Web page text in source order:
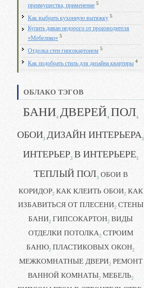
преимущества, применение 5
Как выбрать кухонную вытяжку 5
Купить диван недорого от производителя
«Мебелико» 5
Отделка стен гипсокартоном 5
Как подобрать стиль для дизайна квартиры 4
ОБЛАКО ТЭГОВ
БАНИ4 ДВЕРЕЙ4 ПОЛ4
ОБОИ3 ДИЗАЙН ИНТЕРЬЕРА3
ИНТЕРЬЕР3 В ИНТЕРЬЕРЕ3
ТЕПЛЫЙ ПОЛ3 ОБОИ В
КОРИДОР2 КАК КЛЕИТЬ ОБОИ2 КАК
ИЗБАВИТЬСЯ ОТ ПЛЕСЕНИ2 СТЕНЫ
БАНИ2 ГИПСОКАРТОН2 ВИДЫ
ОТДЕЛКИ ПОТОЛКА2 СТРОИМ
БАНЮ2 ПЛАСТИКОВЫХ ОКОН2
МЕЖКОМНАТНЫЕ ДВЕРИ2 РЕМОНТ
ВАННОЙ КОМНАТЫ2 МЕБЕЛЬ2